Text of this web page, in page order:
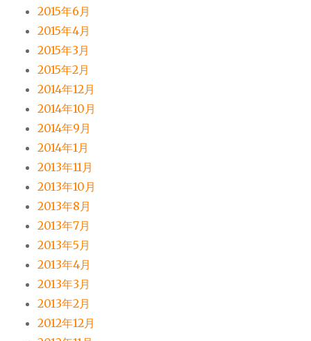
2015年6月
2015年4月
2015年3月
2015年2月
2014年12月
2014年10月
2014年9月
2014年1月
2013年11月
2013年10月
2013年8月
2013年7月
2013年5月
2013年4月
2013年3月
2013年2月
2012年12月